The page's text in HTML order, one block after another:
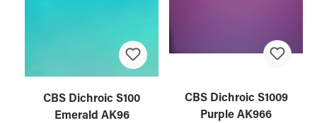
CBS Dichroic S100
Emerald AK96
CBS Dichroic S1009
Purple AK966